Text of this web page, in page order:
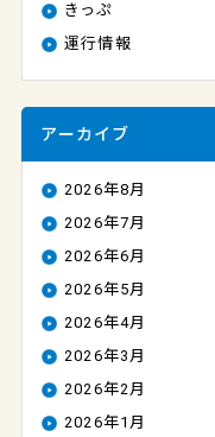
きっぷ
運行情報
アーカイブ
2026年8月
2026年7月
2026年6月
2026年5月
2026年4月
2026年3月
2026年2月
2026年1月